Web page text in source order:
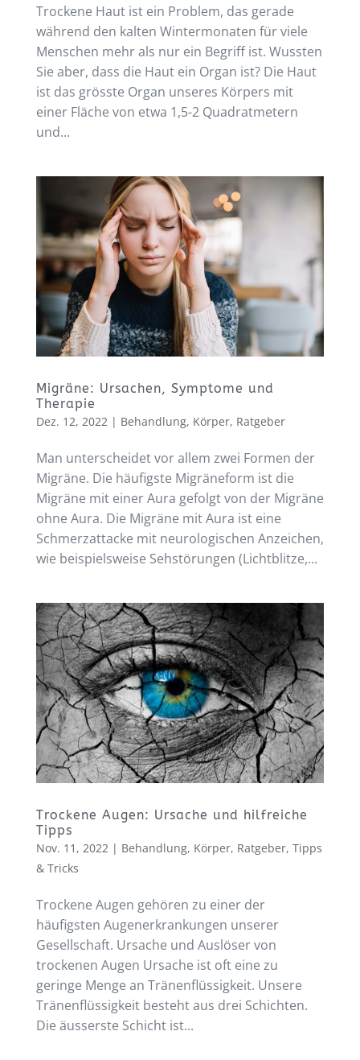
Trockene Haut ist ein Problem, das gerade
während den kalten Wintermonaten für viele
Menschen mehr als nur ein Begriff ist. Wussten
Sie aber, dass die Haut ein Organ ist? Die Haut
ist das grösste Organ unseres Körpers mit
einer Fläche von etwa 1,5-2 Quadratmetern
und...
Migräne: Ursachen, Symptome und
Therapie
Dez. 12, 2022 | Behandlung, Körper, Ratgeber
Man unterscheidet vor allem zwei Formen der
Migräne. Die häufigste Migräneform ist die
Migräne mit einer Aura gefolgt von der Migräne
ohne Aura. Die Migräne mit Aura ist eine
Schmerzattacke mit neurologischen Anzeichen,
wie beispielsweise Sehstörungen (Lichtblitze,...
Trockene Augen: Ursache und hilfreiche
Tipps
Nov. 11, 2022 | Behandlung, Körper, Ratgeber, Tipps
& Tricks
Trockene Augen gehören zu einer der
häufigsten Augenerkrankungen unserer
Gesellschaft. Ursache und Auslöser von
trockenen Augen Ursache ist oft eine zu
geringe Menge an Tränenflüssigkeit. Unsere
Tränenflüssigkeit besteht aus drei Schichten.
Die äusserste Schicht ist...